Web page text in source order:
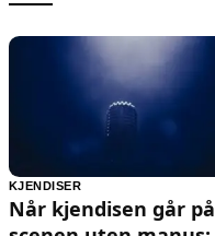
KJENDISER
Når kjendisen går på